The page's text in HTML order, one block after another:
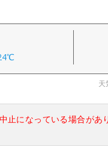
天
止になっている場合があ